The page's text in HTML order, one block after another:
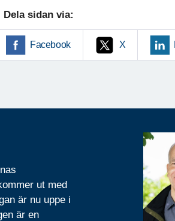
Dela sidan via:
Facebook X
ut med
är nu uppe i
är en